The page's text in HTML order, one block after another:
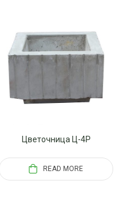
Цветочница Ц-4P
READ MORE